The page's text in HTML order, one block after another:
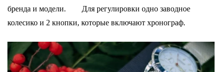
бренда и модели. ⠀⠀ Для регулировки одно заводное
колесико и 2 кнопки, которые включают хронограф.